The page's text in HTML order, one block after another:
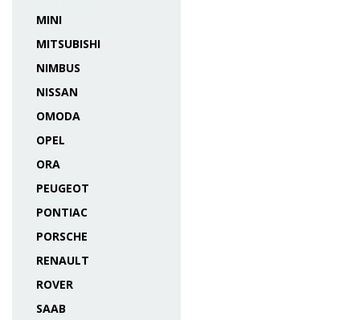
MINI
MITSUBISHI
NIMBUS
NISSAN
OMODA
OPEL
ORA
PEUGEOT
PONTIAC
PORSCHE
RENAULT
ROVER
SAAB